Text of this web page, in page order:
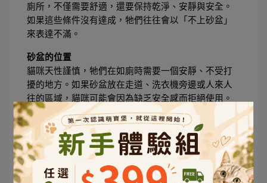
廁所，不僅需要舒適，還要保持乾淨、安靜與安全。
如果這些條件沒有達成，牠們往往會以「不上砂盆」
來表達不滿。
砂盆的位置
貓咪天性謹慎，牠們在如廁時需要一個安靜、不受打
擾的地方。如果砂盆放在走道、洗衣機旁邊或人來人
往的區域，貓咪可能會因為缺乏安全感而拒絕使用。
理想的砂盆位置應該是相對隱蔽、安靜但又方便到達
的角落。多貓家庭更要注意，避免把砂盆集中在同一
個小範圍，否則可能引發搶砂盆的壓力問題。
砂盆的大小與數量
有一個簡單原則：「砂盆數量 = 貓咪數量 + 1」。例如